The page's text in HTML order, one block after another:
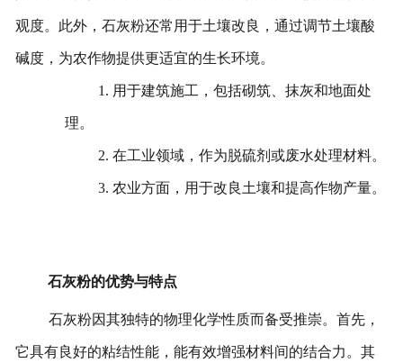
观度。此外，石灰粉还常用于土壤改良，通过调节土壤酸
碱度，为农作物提供更适宜的生长环境。
1. 用于建筑施工，包括砌筑、抹灰和地面处
理。
2. 在工业领域，作为脱硫剂或废水处理材料。
3. 农业方面，用于改良土壤和提高作物产量。
石灰粉的优势与特点
石灰粉因其独特的物理化学性质而备受推崇。首先，
它具有良好的粘结性能，能有效增强材料间的结合力。其